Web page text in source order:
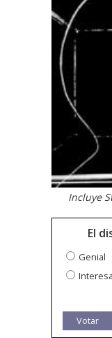
Incluye
El
Genial
Votar